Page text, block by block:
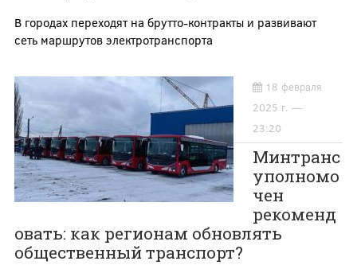
В городах переходят на брутто-контракты и развивают
сеть маршрутов электротранспорта
18 февраля
2025 г. —
23:20
Минтранс
уполномо
чен
рекоменд
овать: как регионам обновлять
общественный транспорт?